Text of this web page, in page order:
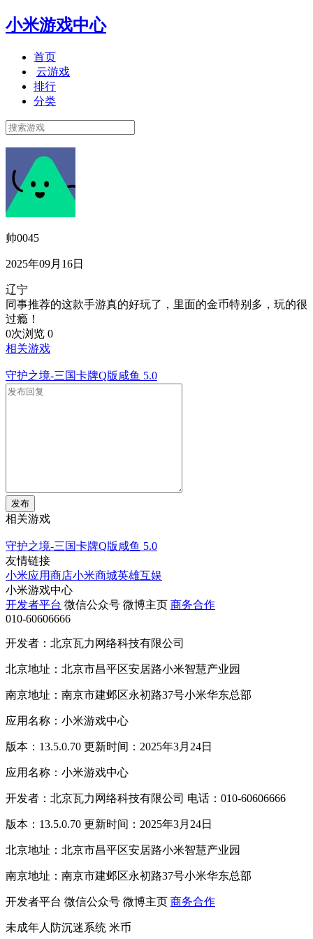
小米游戏中心
首页
云游戏
排行
分类
帅0045
2025年09月16日
辽宁
同事推荐的这款手游真的好玩了，里面的金币特别多，玩的很
过瘾！
0次浏览 0
相关游戏
守护之境-三国卡牌Q版咸鱼 5.0
发布
相关游戏
守护之境-三国卡牌Q版咸鱼 5.0
友情链接
小米应用商店小米商城英雄互娱
小米游戏中心
开发者平台 微信公众号 微博主页 商务合作
010-60606666
开发者：北京瓦力网络科技有限公司
北京地址：北京市昌平区安居路小米智慧产业园
南京地址：南京市建邺区永初路37号小米华东总部
应用名称：小米游戏中心
版本：13.5.0.70 更新时间：2025年3月24日
应用名称：小米游戏中心
开发者：北京瓦力网络科技有限公司 电话：010-60606666
版本：13.5.0.70 更新时间：2025年3月24日
北京地址：北京市昌平区安居路小米智慧产业园
南京地址：南京市建邺区永初路37号小米华东总部
开发者平台 微信公众号 微博主页 商务合作
未成年人防沉迷系统 米币